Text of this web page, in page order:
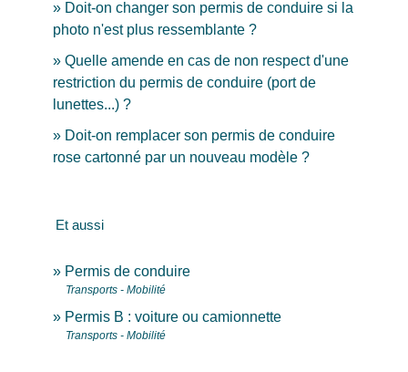
Doit-on changer son permis de conduire si la
photo n'est plus ressemblante ?
Quelle amende en cas de non respect d'une
restriction du permis de conduire (port de
lunettes...) ?
Doit-on remplacer son permis de conduire
rose cartonné par un nouveau modèle ?
Et aussi
Permis de conduire
Transports - Mobilité
Permis B : voiture ou camionnette
Transports - Mobilité